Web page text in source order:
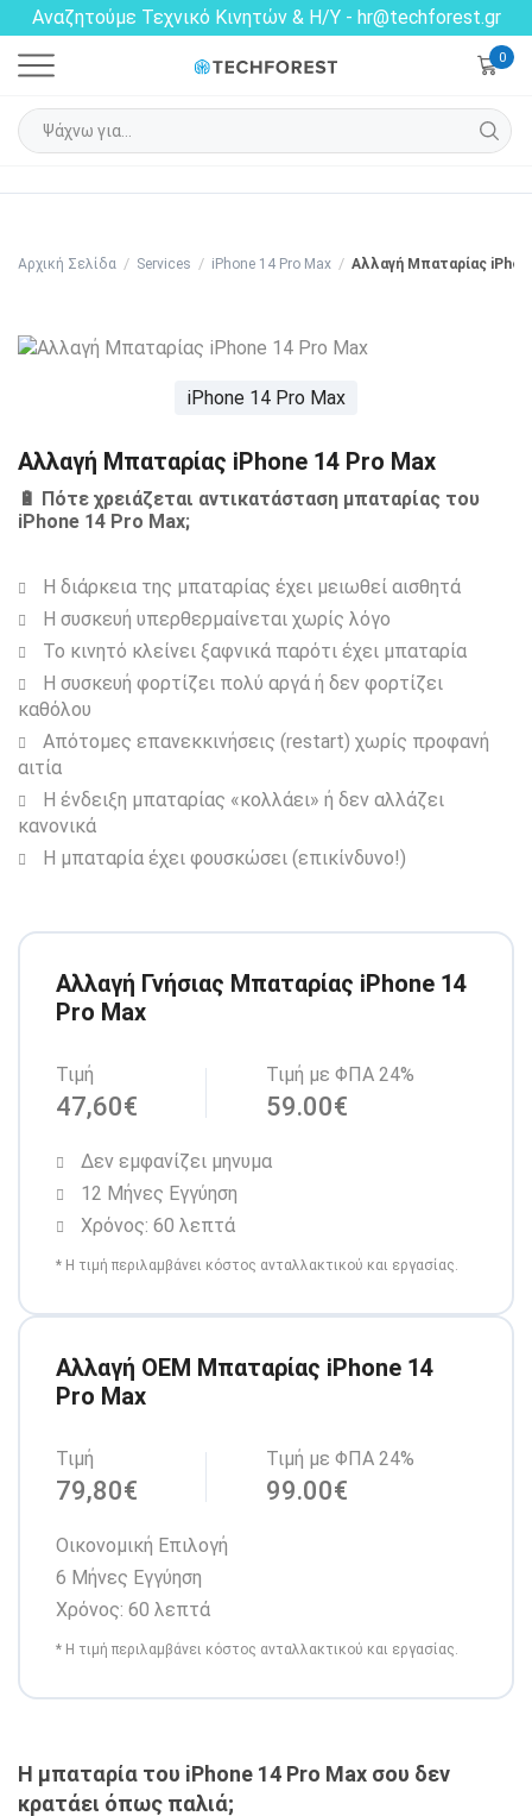
Αναζητούμε Τεχνικό Κινητών & Η/Υ - hr@techforest.gr
0
Αρχική Σελίδα / Services / iPhone 14 Pro Max / Αλλαγή Μπαταρίας
iPhone 14 Pro Max
Αλλαγή Μπαταρίας iPhone 14 Pro Max
🔋 Πότε χρειάζεται αντικατάσταση μπαταρίας του
iPhone 14 Pro Max;
Η διάρκεια της μπαταρίας έχει μειωθεί αισθητά
Η συσκευή υπερθερμαίνεται χωρίς λόγο
Το κινητό κλείνει ξαφνικά παρότι έχει μπαταρία
Η συσκευή φορτίζει πολύ αργά ή δεν φορτίζει
καθόλου
Απότομες επανεκκινήσεις (restart) χωρίς προφανή
αιτία
Η ένδειξη μπαταρίας «κολλάει» ή δεν αλλάζει
κανονικά
Η μπαταρία έχει φουσκώσει (επικίνδυνο!)
Αλλαγή Γνήσιας Μπαταρίας iPhone 14
Pro Max
Τιμή
47,60€
Τιμή με ΦΠΑ 24%
59.00€
Δεν εμφανίζει μηνυμα
12 Μήνες Εγγύηση
Χρόνος: 60 λεπτά
* Η τιμή περιλαμβάνει κόστος ανταλλακτικού και εργασίας.
Αλλαγή OEM Μπαταρίας iPhone 14
Pro Max
Τιμή
79,80€
Τιμή με ΦΠΑ 24%
99.00€
Οικονομική Επιλογή
6 Μήνες Εγγύηση
Χρόνος: 60 λεπτά
* Η τιμή περιλαμβάνει κόστος ανταλλακτικού και εργασίας.
Η μπαταρία του iPhone 14 Pro Max σου δεν
κρατάει όπως παλιά;